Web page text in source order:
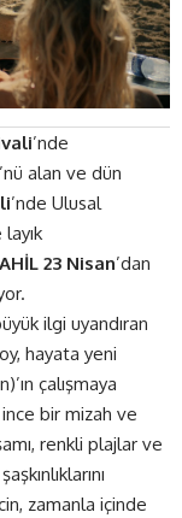
’nde
’nü alan ve dün
’nde Ulusal
23 Nisan’dan
ilgi uyandıran
hayata yeni
çalışmaya
ince bir mizah ve
renkli plajlar ve
zamanla içinde